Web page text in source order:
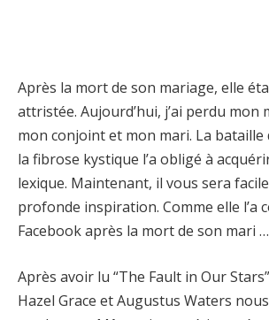
Après la mort de son mariage, elle
attristée. Aujourd’hui, j’ai perdu mon
mon conjoint et mon mari. La
la fibrose kystique l’a obligé à
lexique. Maintenant, il vous sera
profonde inspiration. Comme elle l’a
Facebook après la mort de son mari …
Après avoir lu “The Fault in Our
Hazel Grace et Augustus Waters